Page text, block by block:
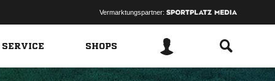
Vermarktungspartner:
SHOPS